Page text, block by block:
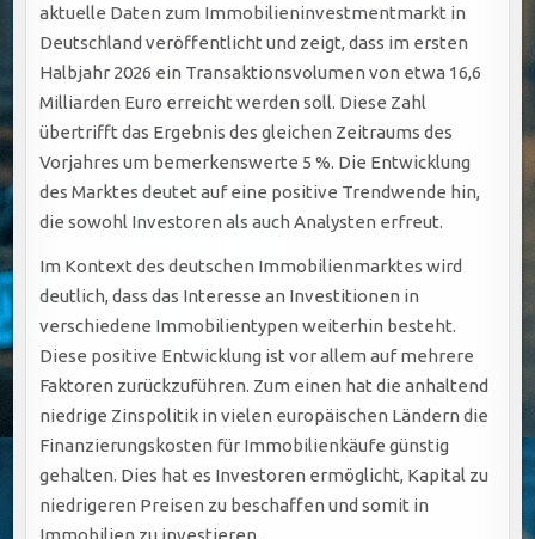
aktuelle Daten zum Immobilieninvestmentmarkt in
Deutschland veröffentlicht und zeigt, dass im ersten
Halbjahr 2026 ein Transaktionsvolumen von etwa 16,6
Milliarden Euro erreicht werden soll. Diese Zahl
übertrifft das Ergebnis des gleichen Zeitraums des
Vorjahres um bemerkenswerte 5 %. Die Entwicklung
des Marktes deutet auf eine positive Trendwende hin,
die sowohl Investoren als auch Analysten erfreut.
Im Kontext des deutschen Immobilienmarktes wird
deutlich, dass das Interesse an Investitionen in
verschiedene Immobilientypen weiterhin besteht.
Diese positive Entwicklung ist vor allem auf mehrere
Faktoren zurückzuführen. Zum einen hat die anhaltend
niedrige Zinspolitik in vielen europäischen Ländern die
Finanzierungskosten für Immobilienkäufe günstig
gehalten. Dies hat es Investoren ermöglicht, Kapital zu
niedrigeren Preisen zu beschaffen und somit in
Immobilien zu investieren.